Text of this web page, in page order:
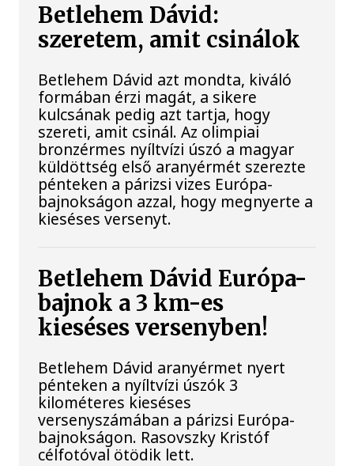
Betlehem Dávid:
szeretem, amit csinálok
Betlehem Dávid azt mondta, kiváló
formában érzi magát, a sikere
kulcsának pedig azt tartja, hogy
szereti, amit csinál. Az olimpiai
bronzérmes nyíltvízi úszó a magyar
küldöttség első aranyérmét szerezte
pénteken a párizsi vizes Európa-
bajnokságon azzal, hogy megnyerte a
kieséses versenyt.
Betlehem Dávid Európa-
bajnok a 3 km-es
kieséses versenyben!
Betlehem Dávid aranyérmet nyert
pénteken a nyíltvízi úszók 3
kilométeres kieséses
versenyszámában a párizsi Európa-
bajnokságon. Rasovszky Kristóf
célfotóval ötödik lett.